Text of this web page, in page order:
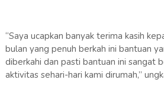
“Saya ucapkan banyak terima kasih
bulan yang penuh berkah ini bantuan
diberkahi dan pasti bantuan ini sangat
aktivitas sehari-hari kami dirumah,”